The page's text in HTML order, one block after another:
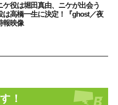
ケ役は堀田真由、ニケが出会う
は高橋一生に決定！『ghost／夜
報映像
！